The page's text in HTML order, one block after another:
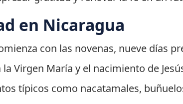
en Nicaragua
con las novenas, nueve días
Virgen María y el nacimiento de
típicos como nacatamales,